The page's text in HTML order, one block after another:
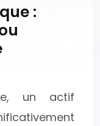
:
un actif